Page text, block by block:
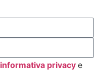
informativa privacy e